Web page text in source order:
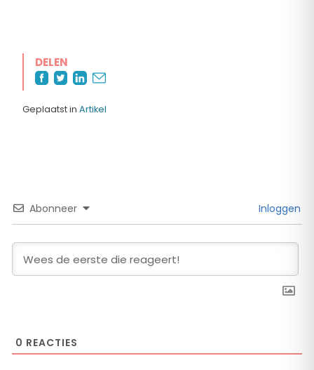
DELEN
Geplaatst in Artikel
Abonneer Inloggen
0 REACTIES